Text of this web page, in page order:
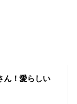
ん！愛らしい